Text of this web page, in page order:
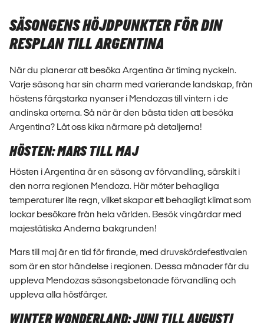
SÄSONGENS HÖJDPUNKTER FÖR DIN
RESPLAN TILL ARGENTINA
När du planerar att besöka Argentina är timing nyckeln.
Varje säsong har sin charm med varierande landskap, från
höstens färgstarka nyanser i Mendozas till vintern i de
andinska orterna. Så när är den bästa tiden att besöka
Argentina? Låt oss kika närmare på detaljerna!
HÖSTEN: MARS TILL MAJ
Hösten i Argentina är en säsong av förvandling, särskilt i
den norra regionen Mendoza. Här möter behagliga
temperaturer lite regn, vilket skapar ett behagligt klimat som
lockar besökare från hela världen. Besök vingårdar med
majestätiska Anderna bakgrunden!
Mars till maj är en tid för firande, med druvskördefestivalen
som är en stor händelse i regionen. Dessa månader får du
uppleva Mendozas säsongsbetonade förvandling och
uppleva alla höstfärger.
WINTER WONDERLAND: JUNI TILL AUGUSTI